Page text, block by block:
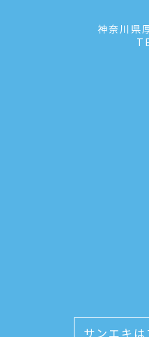
神奈川県
サンエキ